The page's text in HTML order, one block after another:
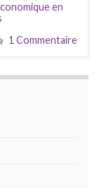
en
1 Commentaire